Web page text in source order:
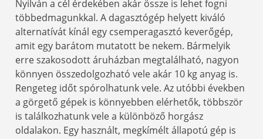
Nyilván a cél érdekében akár össze is lehet fogni
többedmagunkkal. A dagasztógép helyett kiváló
alternatívát kínál egy csemperagasztó keverőgép,
amit egy barátom mutatott be nekem. Bármelyik
erre szakosodott áruházban megtalálható, nagyon
könnyen összedolgozható vele akár 10 kg anyag is.
Rengeteg időt spórolhatunk vele. Az utóbbi években
a görgető gépek is könnyebben elérhetők, többször
is találkozhatunk vele a különböző horgász
oldalakon. Egy használt, megkímélt állapotú gép is